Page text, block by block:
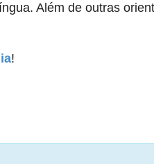
Além de outras
!